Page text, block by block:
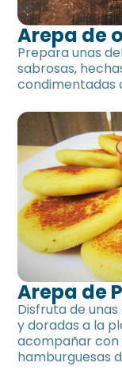
Arepa de
Prepara unas
sabrosas,
condimentadas
Arepa de
Disfruta de
y doradas a la
acompañar
hamburguesas